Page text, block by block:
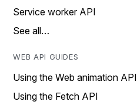
Service worker API
See all…
WEB API GUIDES
Using the Web animation API
Using the Fetch API